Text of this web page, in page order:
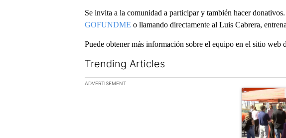
Se invita a la comunidad a participar y también hacer
GOFUNDME o llamando directamente al Luis Cabrera,
Puede obtener más información sobre el equipo en el sitio web
Trending Articles
The following is a list of the most commented articles in the
ADVERTISEMENT
A trending